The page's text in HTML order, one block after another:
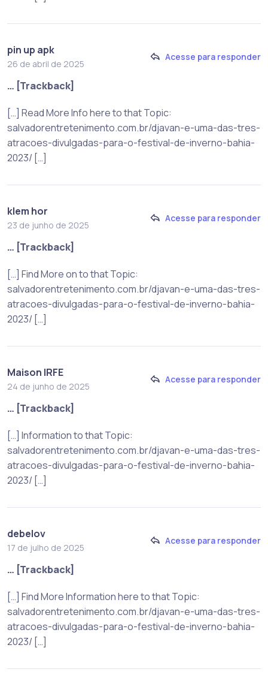
pin up apk
26 de abril de 2025
Acesse para responder
… [Trackback]
[…] Read More Info here to that Topic:
salvadorentretenimento.com.br/djavan-e-uma-das-tres-
atracoes-divulgadas-para-o-festival-de-inverno-bahia-
2023/ […]
klem hor
23 de junho de 2025
Acesse para responder
… [Trackback]
[…] Find More on to that Topic:
salvadorentretenimento.com.br/djavan-e-uma-das-tres-
atracoes-divulgadas-para-o-festival-de-inverno-bahia-
2023/ […]
Maison IRFE
24 de junho de 2025
Acesse para responder
… [Trackback]
[…] Information to that Topic:
salvadorentretenimento.com.br/djavan-e-uma-das-tres-
atracoes-divulgadas-para-o-festival-de-inverno-bahia-
2023/ […]
debelov
17 de julho de 2025
Acesse para responder
… [Trackback]
[…] Find More Information here to that Topic:
salvadorentretenimento.com.br/djavan-e-uma-das-tres-
atracoes-divulgadas-para-o-festival-de-inverno-bahia-
2023/ […]